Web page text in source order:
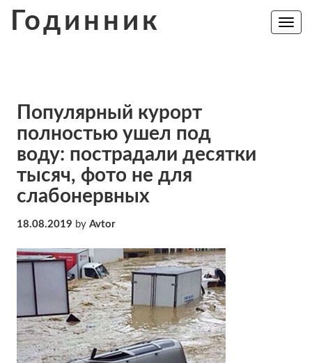
Годинник
Toggle
Популярный курорт
полностью ушел под
воду: пострадали десятки
тысяч, фото не для
слабонервных
18.08.2019 by Avtor